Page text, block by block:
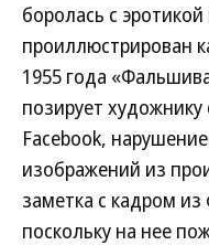
боролась с
проиллюстрирован
1955 года
позирует
Facebook,
изображений из
заметка с кадром
поскольку на нее